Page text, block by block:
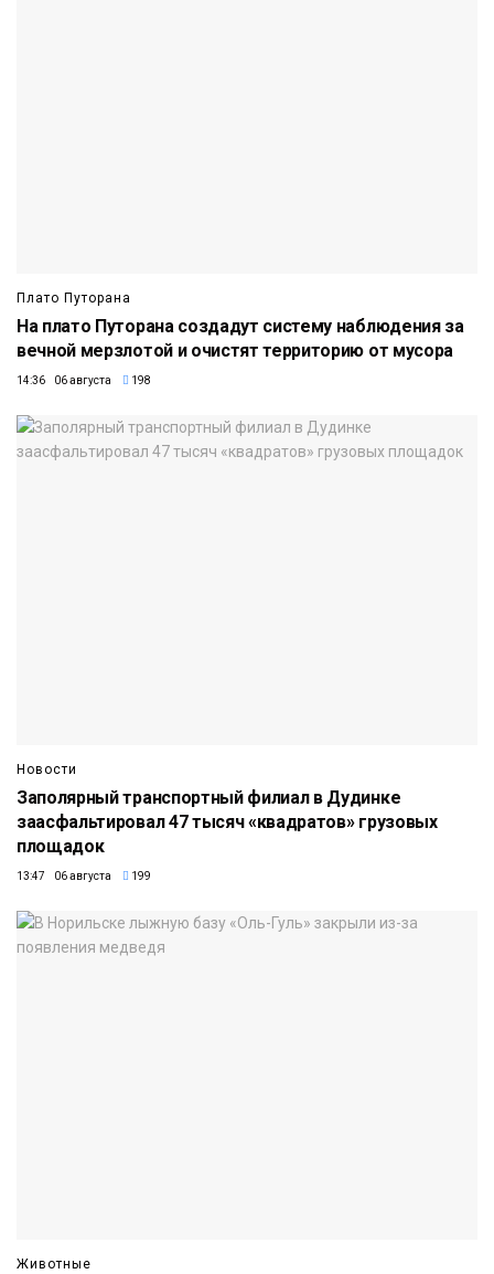
Плато Путорана
На плато Путорана создадут систему наблюдения за
вечной мерзлотой и очистят территорию от мусора
14:36 06 августа 198
Новости
Заполярный транспортный филиал в Дудинке
заасфальтировал 47 тысяч «квадратов» грузовых
площадок
13:47 06 августа 199
Животные